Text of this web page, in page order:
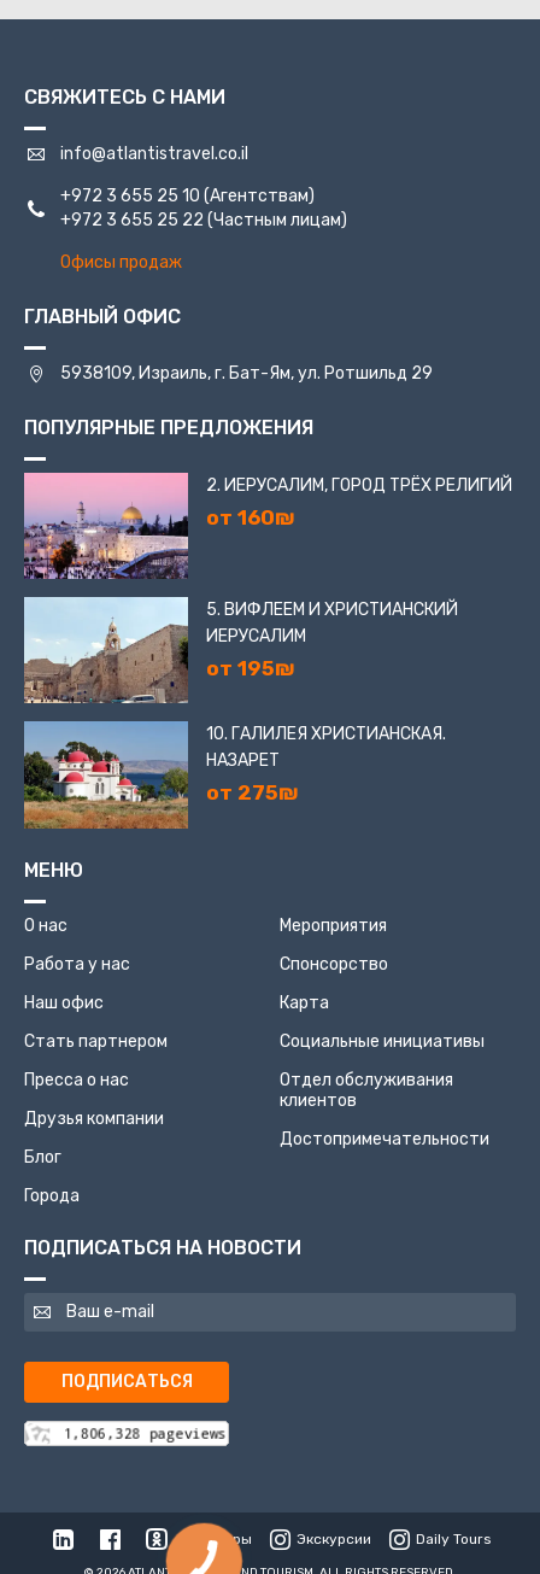
СВЯЖИТЕСЬ С НАМИ
info@atlantistravel.co.il
+972 3 655 25 10 (Агентствам)
+972 3 655 25 22 (Частным лицам)
Офисы продаж
ГЛАВНЫЙ ОФИС
5938109, Израиль, г. Бат-Ям, ул. Ротшильд 29
ПОПУЛЯРНЫЕ ПРЕДЛОЖЕНИЯ
2. ИЕРУСАЛИМ, ГОРОД ТРЁХ РЕЛИГИЙ
от 160₪
5. ВИФЛЕЕМ И ХРИСТИАНСКИЙ
ИЕРУСАЛИМ
от 195₪
10. ГАЛИЛЕЯ ХРИСТИАНСКАЯ.
НАЗАРЕТ
от 275₪
МЕНЮ
О нас
Работа у нас
Наш офис
Стать партнером
Пресса о нас
Друзья компании
Блог
Города
Мероприятия
Спонсорство
Карта
Социальные инициативы
Отдел обслуживания
клиентов
Достопримечательности
ПОДПИСАТЬСЯ НА НОВОСТИ
ПОДПИСАТЬСЯ
Туры Экскурсии Daily Tours